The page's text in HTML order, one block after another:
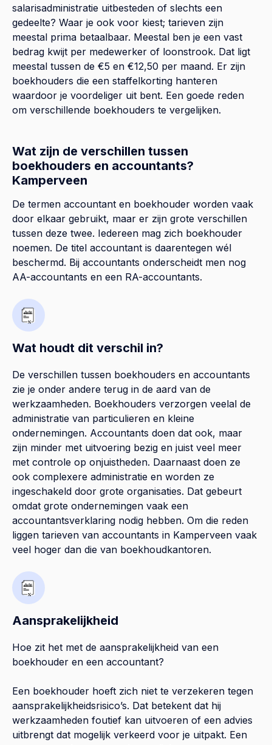
salarisadministratie uitbesteden of slechts een
gedeelte? Waar je ook voor kiest; tarieven zijn
meestal prima betaalbaar. Meestal ben je een vast
bedrag kwijt per medewerker of loonstrook. Dat ligt
meestal tussen de €5 en €12,50 per maand. Er zijn
boekhouders die een staffelkorting hanteren
waardoor je voordeliger uit bent. Een goede reden
om verschillende boekhouders te vergelijken.
Wat zijn de verschillen tussen
boekhouders en accountants?
Kamperveen
De termen accountant en boekhouder worden vaak
door elkaar gebruikt, maar er zijn grote verschillen
tussen deze twee. Iedereen mag zich boekhouder
noemen. De titel accountant is daarentegen wél
beschermd. Bij accountants onderscheidt men nog
AA-accountants en een RA-accountants.
Wat houdt dit verschil in?
De verschillen tussen boekhouders en accountants
zie je onder andere terug in de aard van de
werkzaamheden. Boekhouders verzorgen veelal de
administratie van particulieren en kleine
ondernemingen. Accountants doen dat ook, maar
zijn minder met uitvoering bezig en juist veel meer
met controle op onjuistheden. Daarnaast doen ze
ook complexere administratie en worden ze
ingeschakeld door grote organisaties. Dat gebeurt
omdat grote ondernemingen vaak een
accountantsverklaring nodig hebben. Om die reden
liggen tarieven van accountants in Kamperveen vaak
veel hoger dan die van boekhoudkantoren.
Aansprakelijkheid
Hoe zit het met de aansprakelijkheid van een
boekhouder en een accountant?
Een boekhouder hoeft zich niet te verzekeren tegen
aansprakelijkheidsrisico’s. Dat betekent dat hij
werkzaamheden foutief kan uitvoeren of een advies
uitbrengt dat mogelijk verkeerd voor je uitpakt. Een